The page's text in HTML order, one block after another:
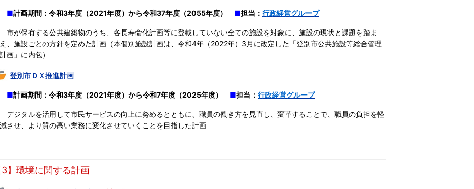
■計画期間：令和3年度（2021年度）から令和37年度（2055年度） ■担当： 行政経営グループ
市が保有する公共建築物のうち、各長寿命化計画等に登載していない全ての施設を対象に、施設の現状と課題を踏ま
え、施設ごとの方針を定めた計画（本個別施設計画は、令和4年（2022年）3月に改定した「登別市公共施設等総合管理
計画」に内包）
登別市ＤＸ推進計画
■計画期間：令和3年度（2021年度）から令和7年度（2025年度） ■担当： 行政経営グループ
デジタルを活用して市民サービスの向上に努めるとともに、職員の働き方を見直し、変革することで、職員の負担を軽
減させ、より質の高い業務に変化させていくことを目指した計画
3】環境に関する計画